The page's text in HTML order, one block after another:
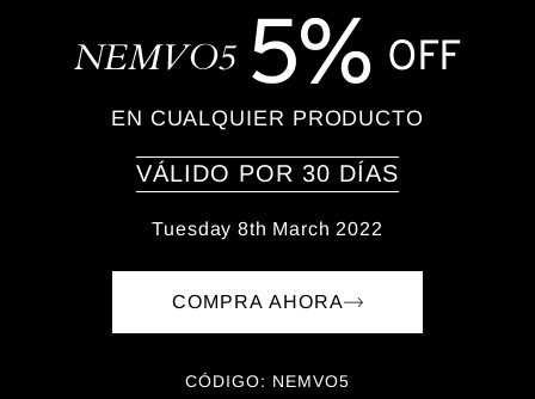
NEMVO5 5% OFF
EN CUALQUIER PRODUCTO
VÁLIDO POR 30 DÍAS
Tuesday 8th March 2022
COMPRA AHORA
CÓDIGO: NEMVO5